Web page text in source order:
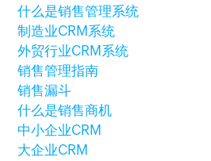
什么是销售管理系统
制造业CRM系统
外贸行业CRM系统
销售管理指南
销售漏斗
什么是销售商机
中小企业CRM
大企业CRM